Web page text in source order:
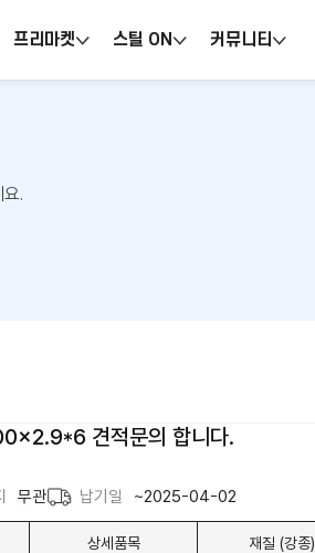
프리마켓 스틸 ON 커뮤니티
.
견적문의 합니다.
무관 납기일 ~2025-04-02
상세품목 재질 (강종)